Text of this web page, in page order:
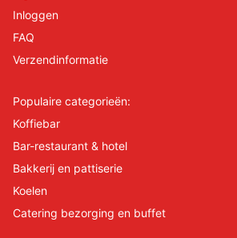
Inloggen
FAQ
Verzendinformatie
Populaire categorieën:
Koffiebar
Bar-restaurant & hotel
Bakkerij en pattiserie
Koelen
Catering bezorging en buffet